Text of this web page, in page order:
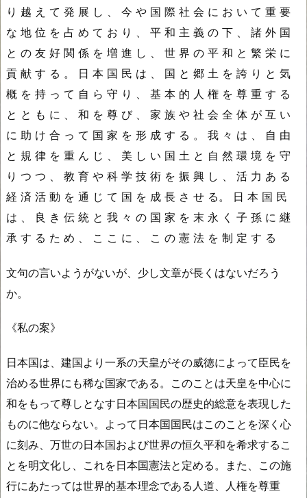
り 越 え て 発 展 し 、 今 や 国 際 社 会 に お い て 重 要
な 地 位 を 占 め て お り 、 平 和 主 義 の 下 、 諸 外 国
と の 友 好 関 係 を 増 進 し 、 世 界 の 平 和 と 繁 栄 に
貢 献 す る 。 日 本 国 民 は 、 国 と 郷 土 を 誇 り と 気
概 を 持 っ て 自 ら 守 り 、 基 本 的 人 権 を 尊 重 す る
と と も に 、 和 を 尊 び 、 家 族 や 社 会 全 体 が 互 い
に 助 け 合 っ て 国 家 を 形 成 す る 。 我 々 は 、 自 由
と 規 律 を 重 ん じ 、 美 し い 国 土 と 自 然 環 境 を 守
り つ つ 、 教 育 や 科 学 技 術 を 振 興 し 、 活 力 あ る
経 済 活 動 を 通 じ て 国 を 成 長 さ せ る。 日 本 国 民
は 、 良 き 伝 統 と 我 々 の 国 家 を 末 永 く 子 孫 に 継
承 す る た め 、 こ こ に 、 こ の 憲 法 を 制 定 す る
文句の言いようがないが、少し文章が長くはないだろう
か。
《私の案》
日本国は、建国より一系の天皇がその威徳によって臣民を
治める世界にも稀な国家である。このことは天皇を中心に
和をもって尊しとなす日本国国民の歴史的総意を表現した
ものに他ならない。よって日本国国民はこのことを深く心
に刻み、万世の日本国および世界の恒久平和を希求するこ
とを明文化し、これを日本国憲法と定める。また、この施
行にあたっては世界的基本理念である人道、人権を尊重